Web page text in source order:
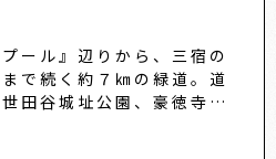
ール』辺りから、三宿の
で続く約７㎞の緑道。道
田谷城址公園、豪徳寺な